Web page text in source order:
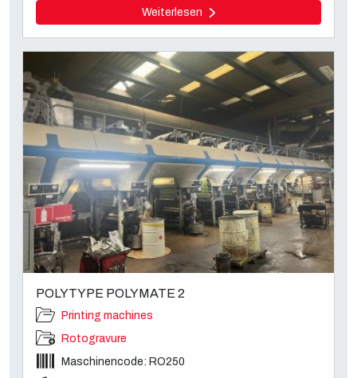
Weiterlesen
POLYTYPE POLYMATE 2
Printing machines
Rotogravure
Maschinencode: RO250